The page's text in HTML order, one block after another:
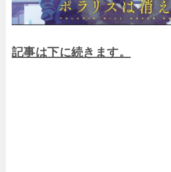
記事は下に続きます。